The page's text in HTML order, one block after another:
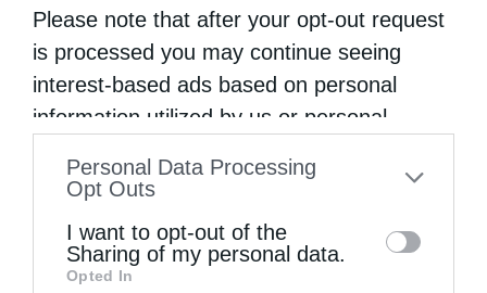
Please note that after your opt-out request
is processed you may continue seeing
interest-based ads based on personal
information utilized by us or personal
to your opt-out. You may separately opt-out
information by third parties on the IAB’s list
of downstream participants. This
Personal Data Processing
Opt Outs
I want to opt-out of the
Sharing of my personal data.
Opted In
Ο Αρχάγγελος Γαβριήλ γνωστός σε όλους
μας από τον Ευαγγελισμό της Θεοτόκου
(Λουκά 1, 19).
Ο Αρχάγγελος Ραφαήλ είναι αυτός που
μεταφέρει τις προσευχές μας στον Κύριο
(Τωβίδ 3,16).